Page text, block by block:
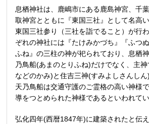
息栖神社は、鹿嶋市にある鹿島神宮、千
取神宮とともに『東国三社』として名高
東国三社参り（三社を詣でること）が行
ぞれの神社には『たけみかづち』『ふつ
ふね』の三柱の神が祀られており、息栖
乃鳥船(あまのとりふね)だけでなく、主神
などのかみ)と住吉三神(すみよしさんしん
天乃鳥船は交通守護のご霊格の高い神様
導をつとめられた神様であるといわれてい
弘化四年(西暦1847年)に建築されたと伝